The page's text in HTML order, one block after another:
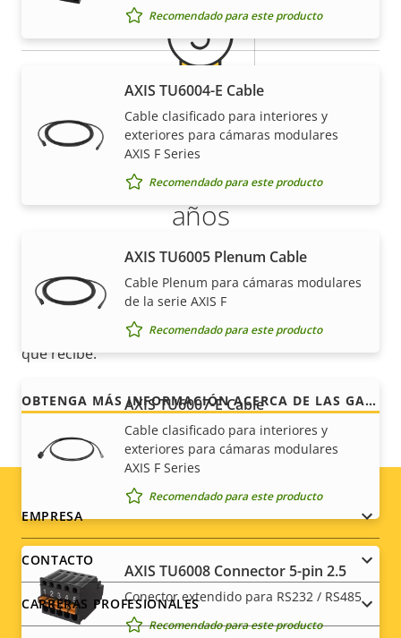
propiedad
la
propiedad
Alimentación (media)
Tensión de entrada de CC
Recomendado para este producto
AXIS TU6004-E Cable
Cable clasificado para interiores y
exteriores para cámaras modulares
AXIS F Series
Recomendado para este producto
AXIS TU6005 Plenum Cable
Cable Plenum para cámaras modulares
de la serie AXIS F
Recomendado para este producto
AXIS TU6007-E Cable
Cable clasificado para interiores y
exteriores para cámaras modulares
AXIS F Series
Recomendado para este producto
AXIS TU6008 Connector 5-pin 2.5
Conector extendido para RS232 / RS485
Recomendado para este producto
Más tranquilidad para el
cliente con una garantía de 5
años
Nuestra nueva garantía de 5 años brinda a nuestros
clientes años de uso sin preocupaciones y un
control de los costes. Y no hay sorpresas ocultas en
la factura, lo que prometemos es exactamente lo
que recibe.
OBTENGA MÁS INFORMACIÓN ACERCA DE LAS GARANTÍAS DE AXIS
Footer
menu
EMPRESA
CONTACTO
CARRERAS PROFESIONALES